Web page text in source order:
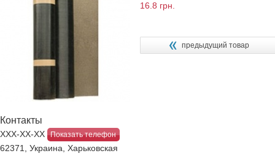
Контакты
ХХХ-ХХ-ХХ Показать телефон
62371, Украина, Харьковская
16.8 грн.
предыдущий товар